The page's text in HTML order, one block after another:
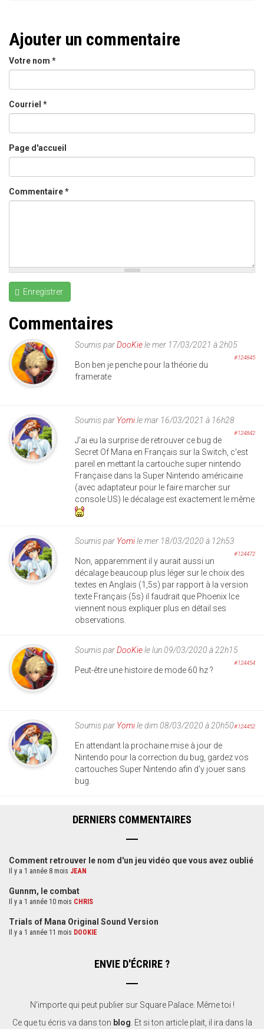
Ajouter un commentaire
Votre nom *
Courriel *
Page d'accueil
Commentaire*
Enregistrer
Commentaires
Soumis parDooKiele mer 17/03/2021 à 2h05
#124845
Bon ben je penche pour la théorie du
framerate
Soumis par Yomile mar 16/03/2021 à 16h28
#124842
J'ai eu la surprise de retrouver ce bug de
Secret Of Mana en Français sur la Switch, c'est
pareil en mettant la cartouche super nintendo
Française dans la Super Nintendo américaine
(avec adaptateur pour le faire marcher sur
console US) le décalage est exactement le même
Soumis par Yomile mer 18/03/2020 à 12h53
#124472
Non, apparemment il y aurait aussi un
décalage beaucoup plus léger sur le choix des
textes en Anglais (1,5s) par rapport à la version
texte Français (5s) il faudrait que Phoenix Ice
viennent nous expliquer plus en détail ses
observations.
Soumis parDooKiele lun 09/03/2020 à 22h15
#124454
Peut-être une histoire de mode 60 hz ?
Soumis par Yomile dim 08/03/2020 à 20h50#124452
En attendant la prochaine mise à jour de
Nintendo pour la correction du bug, gardez vos
cartouches Super Nintendo afin d'y jouer sans
bug.
DERNIERS COMMENTAIRES
Comment retrouver le nom d'un jeu vidéo que vous avez oublié
Il y a 1 année 8 mois JEAN
Gunnm, le combat
Il y a 1 année 10 mois CHRIS
Trials of Mana Original Sound Version
Il y a 1 année 11 mois DOOKIE
ENVIE D'ÉCRIRE ?
N'importe qui peut publier sur Square Palace. Même toi !
Ce que tu écris va dans ton blog. Et si ton article plait, il ira dans la